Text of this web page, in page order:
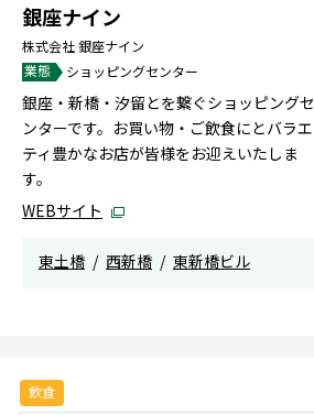
銀座ナイン
株式会社 銀座ナイン
業態
ショッピングセンター
銀座・新橋・汐留とを繋ぐショッピングセ
ンターです。お買い物・ご飲食にとバラエ
ティ豊かなお店が皆様をお迎えいたしま
す。
WEBサイト
東土橋 西新橋 東新橋ビル
飲食